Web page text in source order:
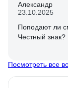
Александр
23.10.2025
Поподают ли
Честный знак?
Посмотреть все